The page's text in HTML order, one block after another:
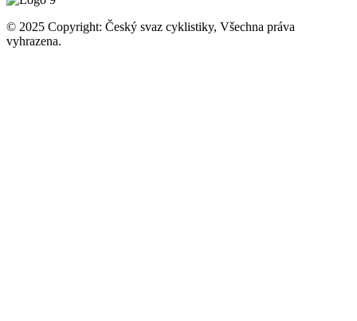
© 2025 Copyright: Český svaz cyklistiky, Všechna práva
vyhrazena.